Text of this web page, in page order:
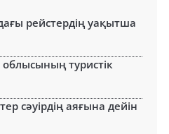
рейстердің уақытша
туристік
сәуірдің аяғына дейін